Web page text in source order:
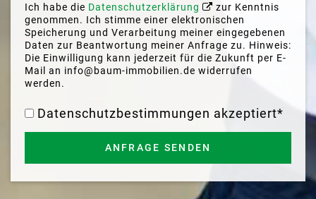
Ich habe die Datenschutzerklärung
zur Kenntnis
genommen. Ich stimme einer elektronischen
Speicherung und Verarbeitung meiner eingegebenen
Daten zur Beantwortung meiner Anfrage zu. Hinweis:
Die Einwilligung kann jederzeit für die Zukunft per E-
Mail an info@baum-immobilien.de widerrufen
werden.
Datenschutzbestimmungen akzeptiert*
ANFRAGE SENDEN